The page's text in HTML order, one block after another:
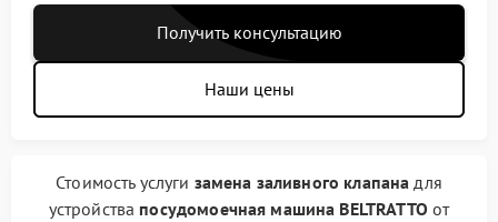
Получить консультацию
Наши цены
Стоимость услуги замена заливного клапана для
устройства посудомоечная машина BELTRATTO от